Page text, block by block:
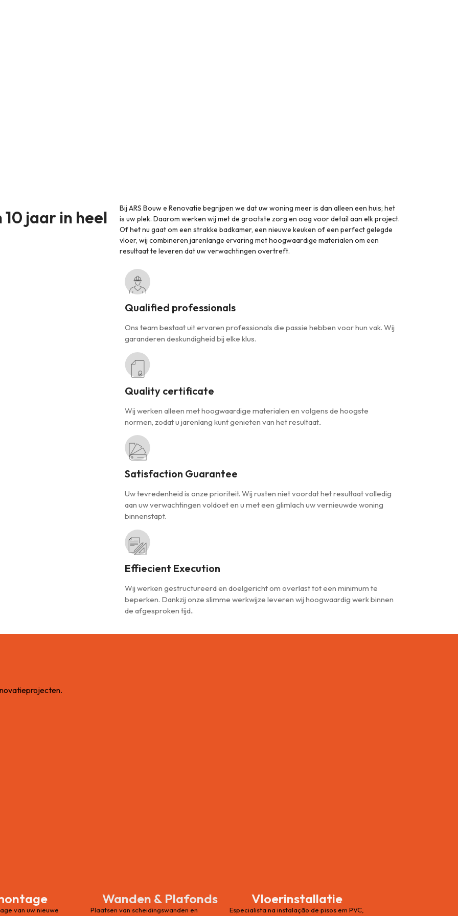
jaar in heel
Bij ARS Bouw e Renovatie begrijpen we dat uw woning meer is dan alleen een huis; het
is uw plek. Daarom werken wij met de grootste zorg en oog voor detail aan elk project.
Of het nu gaat om een strakke badkamer, een nieuwe keuken of een perfect gelegde
vloer, wij combineren jarenlange ervaring met hoogwaardige materialen om een
resultaat te leveren dat uw verwachtingen overtreft.
Qualified professionals
Ons team bestaat uit ervaren professionals die passie hebben voor hun vak. Wij
garanderen deskundigheid bij elke klus.
Quality certificate
Wij werken alleen met hoogwaardige materialen en volgens de hoogste
normen, zodat u jarenlang kunt genieten van het resultaat..
Satisfaction Guarantee
Uw tevredenheid is onze prioriteit. Wij rusten niet voordat het resultaat volledig
aan uw verwachtingen voldoet en u met een glimlach uw vernieuwde woning
binnenstapt.
Effiecient Execution
Wij werken gestructureerd en doelgericht om overlast tot een minimum te
beperken. Dankzij onze slimme werkwijze leveren wij hoogwaardig werk binnen
de afgesproken tijd..
van uw nieuwe
Wanden & Plafonds
Plaatsen van scheidingswanden en
Vloerinstallatie
Especialista na instalação de pisos em PVC,